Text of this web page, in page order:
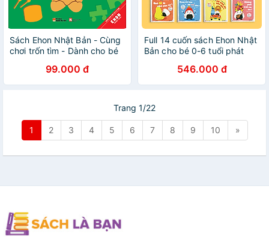
Sách Ehon Nhật Bản - Cùng
chơi trốn tìm - Dành cho bé
99.000 đ
Full 14 cuốn sách Ehon Nhật
Bản cho bé 0-6 tuổi phát
546.000 đ
Trang 1/22
1 2 3 4 5 6 7 8 9 10 »